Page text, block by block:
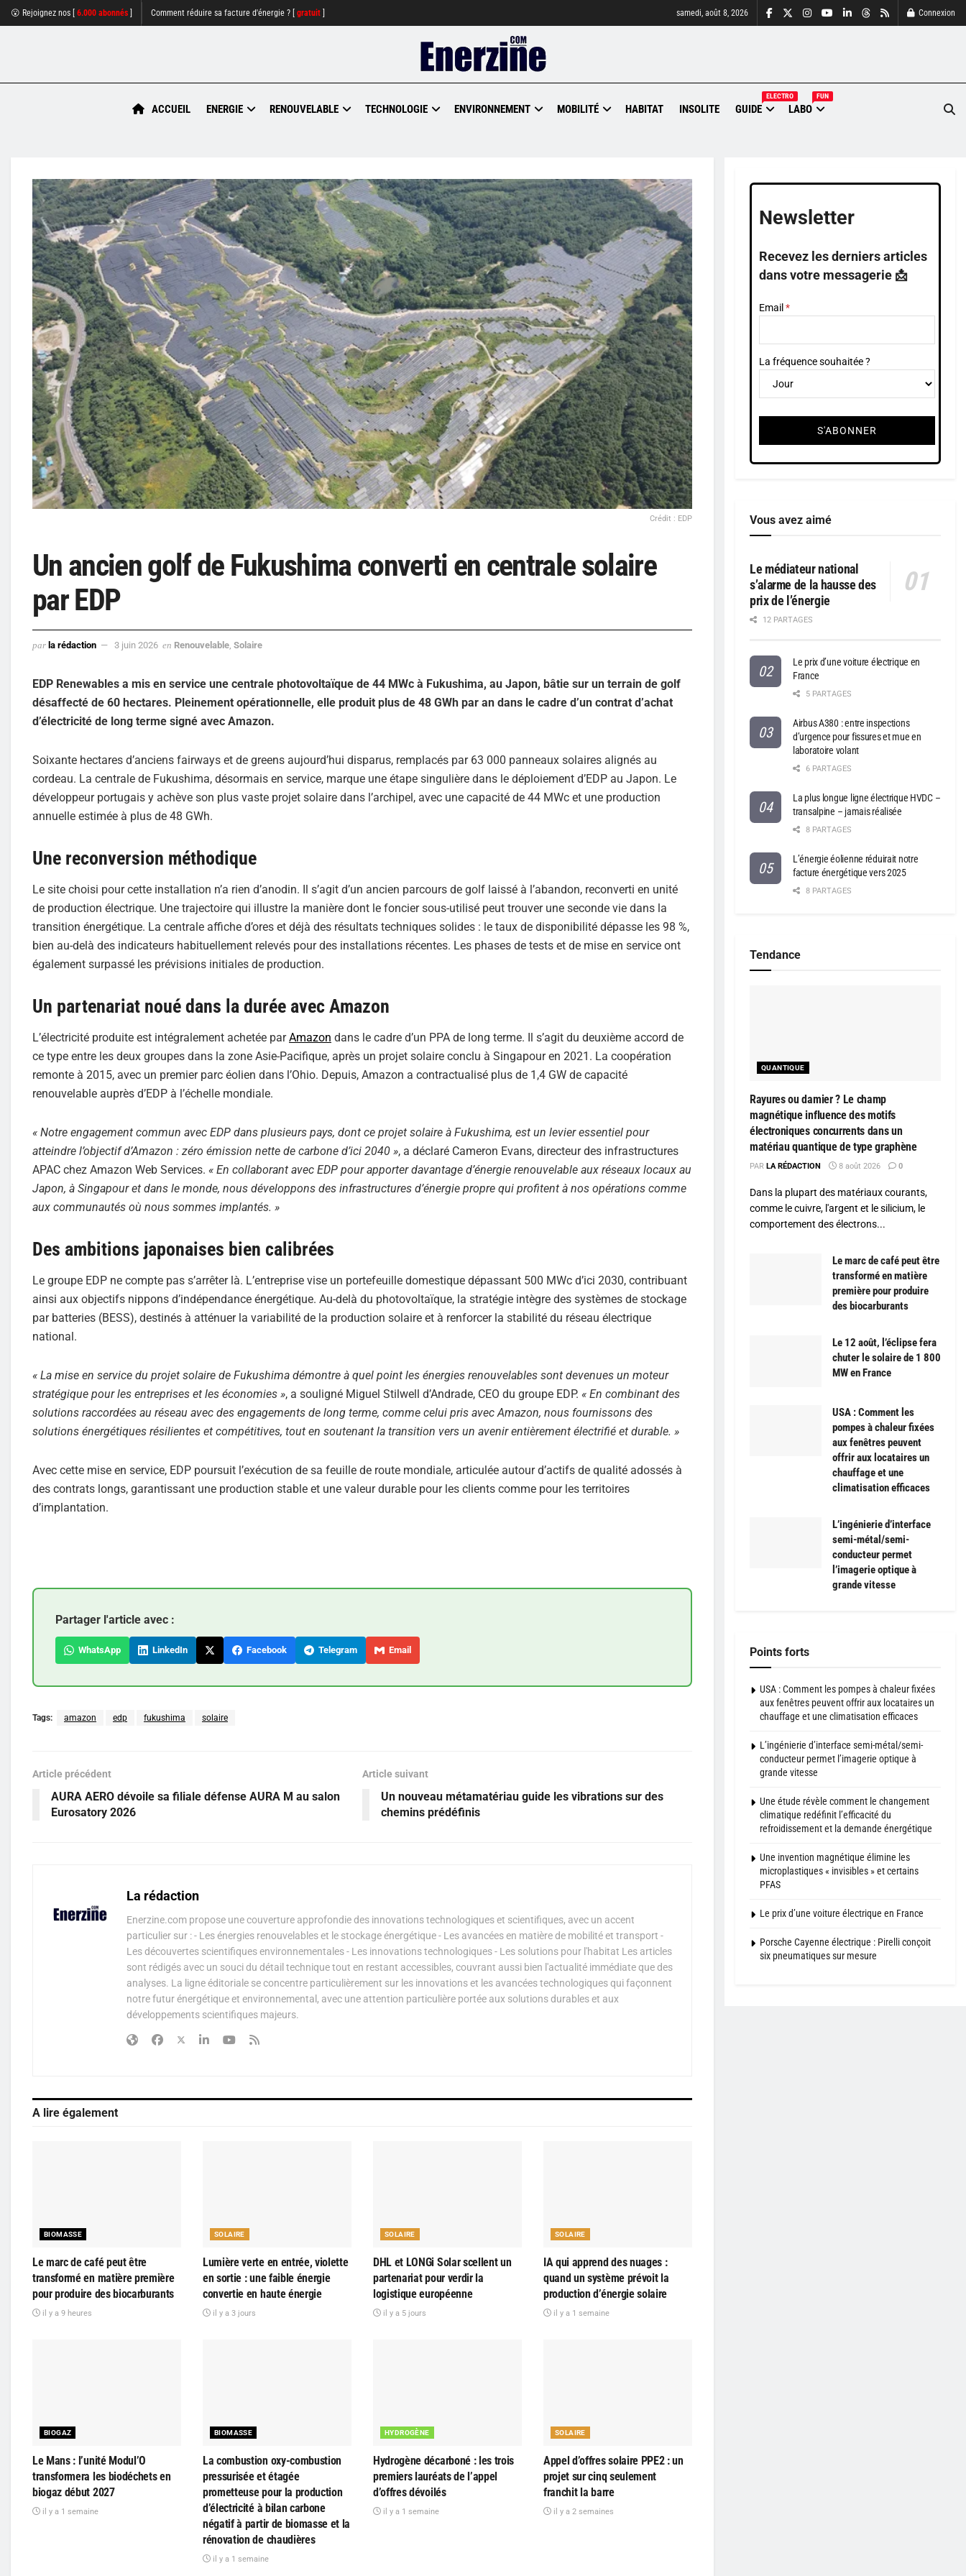
😮 Rejoignez nos [ 6.000 abonnés Comment réduire sa facture d'énergie ? [ gratuit samedi, août 8, 2026 Connexion
ACCUEIL ENERGIE RENOUVELABLE TECHNOLOGIE ENVIRONNEMENT MOBILITÉ HABITAT INSOLITE GUIDE
ELECTRO
LABO
FUN
Crédit : EDP
Un ancien golf de Fukushima converti en centrale solaire
par EDP
par la rédaction 3 juin 2026 en Renouvelable Solaire
EDP Renewables a mis en service une centrale photovoltaïque de 44 MWc à Fukushima, au Japon, bâtie sur un terrain de golf
désaffecté de 60 hectares. Pleinement opérationnelle, elle produit plus de 48 GWh par an dans le cadre d’un contrat d’achat
d’électricité de long terme signé avec Amazon.
Soixante hectares d’anciens fairways et de greens aujourd’hui disparus, remplacés par 63 000 panneaux solaires alignés au
cordeau. La centrale de Fukushima, désormais en service, marque une étape singulière dans le déploiement d’EDP au Japon. Le
développeur portugais y achève son plus vaste projet solaire dans l’archipel, avec une capacité de 44 MWc et une production
annuelle estimée à plus de 48 GWh.
Une reconversion méthodique
Le site choisi pour cette installation n’a rien d’anodin. Il s’agit d’un ancien parcours de golf laissé à l’abandon, reconverti en unité
de production électrique. Une trajectoire qui illustre la manière dont le foncier sous-utilisé peut trouver une seconde vie dans la
transition énergétique. La centrale affiche d’ores et déjà des résultats techniques solides : le taux de disponibilité dépasse les 98 %,
bien au-delà des indicateurs habituellement relevés pour des installations récentes. Les phases de tests et de mise en service ont
également surpassé les prévisions initiales de production.
Un partenariat noué dans la durée avec Amazon
L’électricité produite est intégralement achetée parAmazon dans le cadre d’un PPA de long terme. Il s’agit du deuxième accord de
ce type entre les deux groupes dans la zone Asie-Pacifique, après un projet solaire conclu à Singapour en 2021. La coopération
remonte à 2015, avec un premier parc éolien dans l’Ohio. Depuis, Amazon a contractualisé plus de 1,4 GW de capacité
renouvelable auprès d’EDP à l’échelle mondiale.
« Notre engagement commun avec EDP dans plusieurs pays, dont ce projet solaire à Fukushima, est un levier essentiel pour
atteindre l’objectif d’Amazon : zéro émission nette de carbone d’ici 2040 », a déclaré Cameron Evans, directeur des infrastructures
APAC chez Amazon Web Services. « En collaborant avec EDP pour apporter davantage d’énergie renouvelable aux réseaux locaux au
Japon, à Singapour et dans le monde, nous développons des infrastructures d’énergie propre qui profitent à nos opérations comme
aux communautés où nous sommes implantés. »
Des ambitions japonaises bien calibrées
Le groupe EDP ne compte pas s’arrêter là. L’entreprise vise un portefeuille domestique dépassant 500 MWc d’ici 2030, contribuant
ainsi aux objectifs nippons d’indépendance énergétique. Au-delà du photovoltaïque, la stratégie intègre des systèmes de stockage
par batteries (BESS), destinés à atténuer la variabilité de la production solaire et à renforcer la stabilité du réseau électrique
national.
« La mise en service du projet solaire de Fukushima démontre à quel point les énergies renouvelables sont devenues un moteur
stratégique pour les entreprises et les économies », a souligné Miguel Stilwell d’Andrade, CEO du groupe EDP. « En combinant des
solutions raccordées au réseau avec des engagements de long terme, comme celui pris avec Amazon, nous fournissons des
solutions énergétiques résilientes et compétitives, tout en soutenant la transition vers un avenir entièrement électrifié et durable. »
Avec cette mise en service, EDP poursuit l’exécution de sa feuille de route mondiale, articulée autour d’actifs de qualité adossés à
des contrats longs, garantissant une production stable et une valeur durable pour les clients comme pour les territoires
d’implantation.
Partager l'article avec :
WhatsApp LinkedIn Facebook Telegram Email
Tags: amazon edp fukushima solaire
Article précédent
AURA AERO dévoile sa filiale défense AURA M au salon
Eurosatory 2026
Article suivant
Un nouveau métamatériau guide les vibrations sur des
chemins prédéfinis
La rédaction
Enerzine.com propose une couverture approfondie des innovations technologiques et scientifiques, avec un accent
particulier sur : - Les énergies renouvelables et le stockage énergétique - Les avancées en matière de mobilité et transport -
Les découvertes scientifiques environnementales - Les innovations technologiques - Les solutions pour l'habitat Les articles
sont rédigés avec un souci du détail technique tout en restant accessibles, couvrant aussi bien l'actualité immédiate que des
analyses. La ligne éditoriale se concentre particulièrement sur les innovations et les avancées technologiques qui façonnent
notre futur énergétique et environnemental, avec une attention particulière portée aux solutions durables et aux
développements scientifiques majeurs.
A lire également
BIOMASSE
Le marc de café peut être
transformé en matière première
pour produire des biocarburants
il y a 9 heures
SOLAIRE
Lumière verte en entrée, violette
en sortie : une faible énergie
convertie en haute énergie
il y a 3 jours
SOLAIRE
DHL et LONGi Solar scellent un
partenariat pour verdir la
logistique européenne
il y a 5 jours
SOLAIRE
IA qui apprend des nuages :
quand un système prévoit la
production d’énergie solaire
il y a 1 semaine
BIOGAZ
Le Mans : l’unité Modul’O
transformera les biodéchets en
biogaz début 2027
il y a 1 semaine
BIOMASSE
La combustion oxy-combustion
pressurisée et étagée
prometteuse pour la production
d’électricité à bilan carbone
négatif à partir de biomasse et la
rénovation de chaudières
il y a 1 semaine
HYDROGÈNE
Hydrogène décarboné : les trois
premiers lauréats de l’appel
d’offres dévoilés
il y a 1 semaine
SOLAIRE
Appel d’offres solaire PPE2 : un
projet sur cinq seulement
franchit la barre
il y a 2 semaines
Newsletter
Recevez les derniers articles
dans votre messagerie 📩
Email
La fréquence souhaitée ?
Vous avez aimé
Le médiateur national
s’alarme de la hausse des
prix de l’énergie
12 PARTAGES
Le prix d’une voiture électrique en
France
5 PARTAGES
Airbus A380 : entre inspections
d’urgence pour fissures et mue en
laboratoire volant
6 PARTAGES
La plus longue ligne électrique HVDC –
transalpine – jamais réalisée
8 PARTAGES
L’énergie éolienne réduirait notre
facture énergétique vers 2025
8 PARTAGES
Tendance
QUANTIQUE
Rayures ou damier ? Le champ
magnétique influence des motifs
électroniques concurrents dans un
matériau quantique de type graphène
PAR LA RÉDACTION 8 août 2026 0
Dans la plupart des matériaux courants,
comme le cuivre, l'argent et le silicium, le
comportement des électrons...
Le marc de café peut être
transformé en matière
première pour produire
des biocarburants
Le 12 août, l’éclipse fera
chuter le solaire de 1 800
MW en France
USA : Comment les
pompes à chaleur fixées
aux fenêtres peuvent
offrir aux locataires un
chauffage et une
climatisation efficaces
L’ingénierie d’interface
semi-métal/semi-
conducteur permet
l’imagerie optique à
grande vitesse
Points forts
USA : Comment les pompes à chaleur fixées
aux fenêtres peuvent offrir aux locataires un
chauffage et une climatisation efficaces
L’ingénierie d’interface semi-métal/semi-
conducteur permet l’imagerie optique à
grande vitesse
Une étude révèle comment le changement
climatique redéfinit l’efficacité du
refroidissement et la demande énergétique
Une invention magnétique élimine les
microplastiques « invisibles » et certains
PFAS
Le prix d’une voiture électrique en France
Porsche Cayenne électrique : Pirelli conçoit
six pneumatiques sur mesure